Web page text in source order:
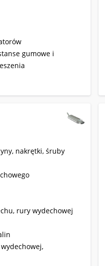
gumowe i
nakrętki, śruby
rury wydechowej